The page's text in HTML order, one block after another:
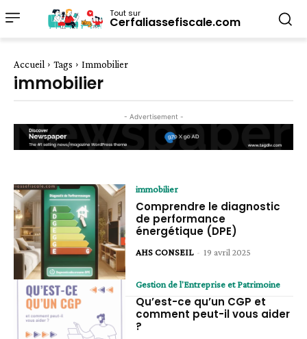
Tout sur
Cerfaliassefiscale.com
Accueil Tags Immobilier
immobilier
- Advertisement -
immobilier
Comprendre le diagnostic
de performance
énergétique (DPE)
AHS CONSEIL - 19 avril 2025
Gestion de l'Entreprise et Patrimoine
Qu’est-ce qu’un CGP et
comment peut-il vous aider
?